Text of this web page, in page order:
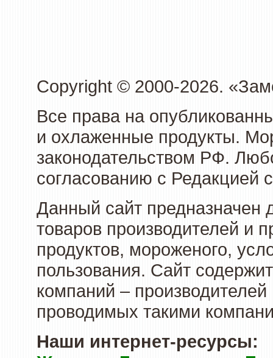
Copyright © 2000-2026.
Все права на
и охлаженные продукты.
законодательством РФ.
согласованию с Редакцией
Данный сайт предназначен
товаров производителей и
продуктов, мороженого,
пользования. Сайт
компаний –
проводимых такими
Наши интернет-ресурсы: